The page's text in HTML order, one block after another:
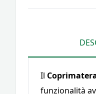
Il
funzionalità